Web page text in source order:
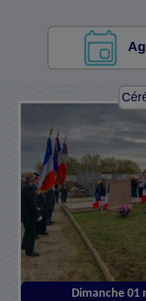
Dimanche 01